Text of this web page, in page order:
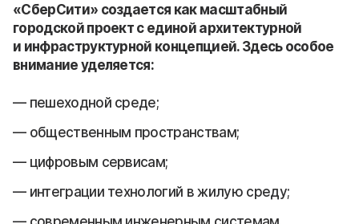
«СберСити» создается как масштабный
городской проект с единой архитектурной
и инфраструктурной концепцией. Здесь особое
внимание уделяется:
пешеходной среде;
общественным пространствам;
цифровым сервисам;
интеграции технологий в жилую среду;